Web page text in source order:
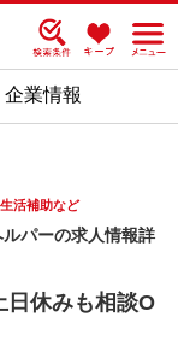
企業情報
活補助など
パーの求人情報詳
日休みも相談O